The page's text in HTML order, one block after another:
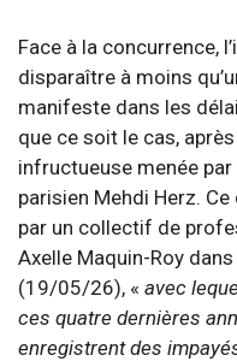
Face à la concurrence,
disparaître à moins
manifeste dans les
que ce soit le cas,
infructueuse menée
parisien Mehdi Herz.
par un collectif de
Axelle Maquin-Roy
(19/05/26), « avec
ces quatre dernières
enregistrent des